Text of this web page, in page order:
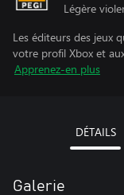
Légère
Les éditeurs des jeux
votre profil Xbox et
Apprenez-en plus
DÉTAILS
Galerie